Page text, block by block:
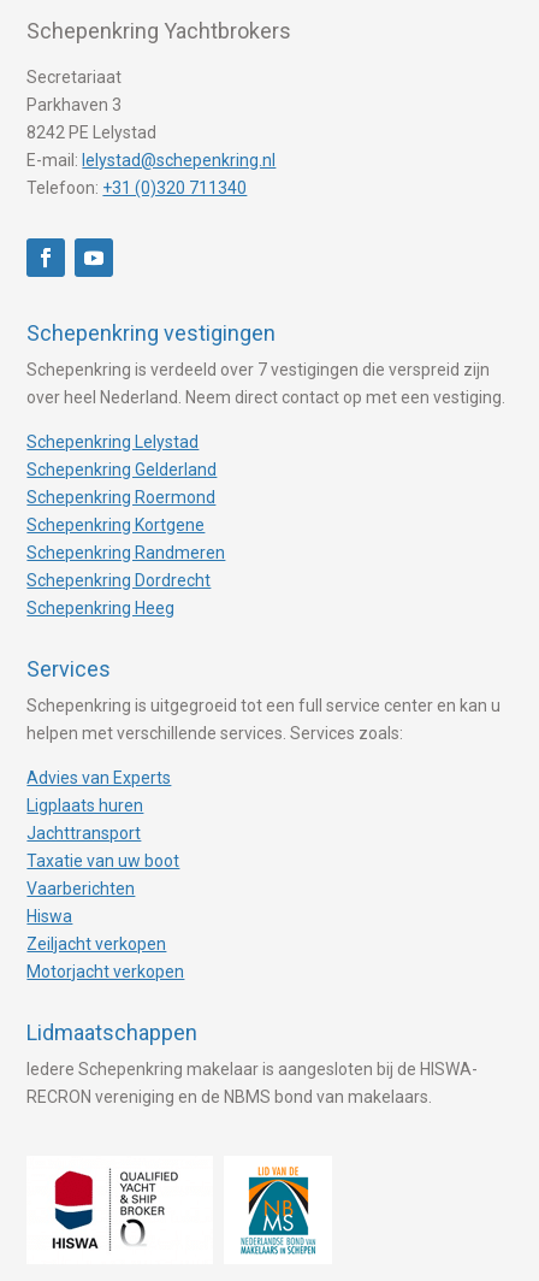
Schepenkring Yachtbrokers
Secretariaat
Parkhaven 3
8242 PE Lelystad
E-mail: lelystad@schepenkring.nl
Telefoon: +31 (0)320 711340
Schepenkring vestigingen
Schepenkring is verdeeld over 7 vestigingen die verspreid zijn
over heel Nederland. Neem direct contact op met een vestiging.
Schepenkring Lelystad
Schepenkring Gelderland
Schepenkring Roermond
Schepenkring Kortgene
Schepenkring Randmeren
Schepenkring Dordrecht
Schepenkring Heeg
Services
Schepenkring is uitgegroeid tot een full service center en kan u
helpen met verschillende services. Services zoals:
Advies van Experts
Ligplaats huren
Jachttransport
Taxatie van uw boot
Vaarberichten
Hiswa
Zeiljacht verkopen
Motorjacht verkopen
Lidmaatschappen
Iedere Schepenkring makelaar is aangesloten bij de HISWA-
RECRON vereniging en de NBMS bond van makelaars.